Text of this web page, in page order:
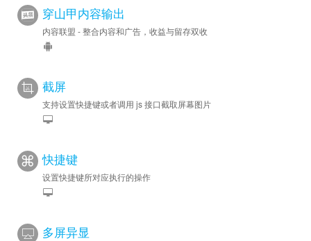
穿山甲内容输出
内容联盟 - 整合内容和广告，收益与留存双收
截屏
支持设置快捷键或者调用 js 接口截取屏幕图片
快捷键
设置快捷键所对应执行的操作
多屏异显